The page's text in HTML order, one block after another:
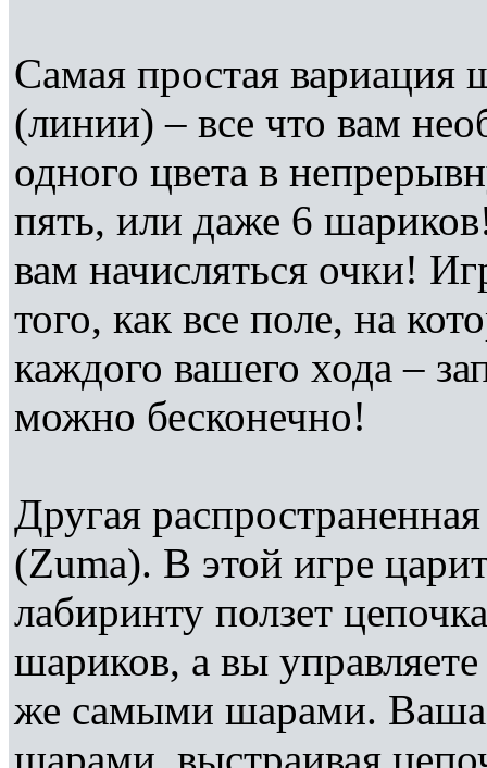
Самая простая вариация
(линии) – все что вам
одного цвета в
пять, или даже 6
вам начисляться очки!
того, как все поле, на
каждого вашего хода –
можно бесконечно!
Другая
(Zuma). В этой игре
лабиринту ползет
шариков, а вы
же самыми шарами. Ваша
шарами, выстраивая